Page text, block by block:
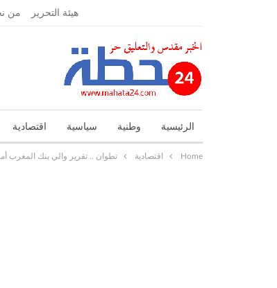
هيئة التحرير من
الرئيسية وطنية سياسية اقتصادية
تحقيقات واستطلاعات جهوية حوادث Home اقتصادية تطوان .. تقرير والي بنك المغرب